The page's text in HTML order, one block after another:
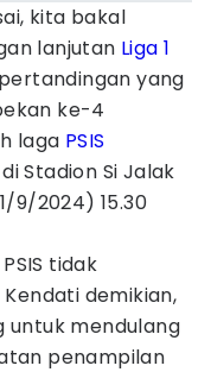
kita bakal
lanjutan Liga 1
yang
ke-4
laga PSIS
Stadion Si Jalak
9/2024) 15.30
tidak
demikian,
untuk mendulang
penampilan